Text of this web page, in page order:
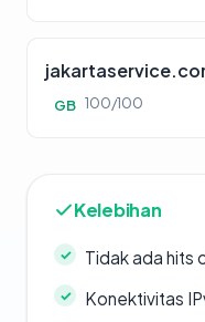
GB 100/100
Kelebihan
Tidak ada hits
Konektivitas